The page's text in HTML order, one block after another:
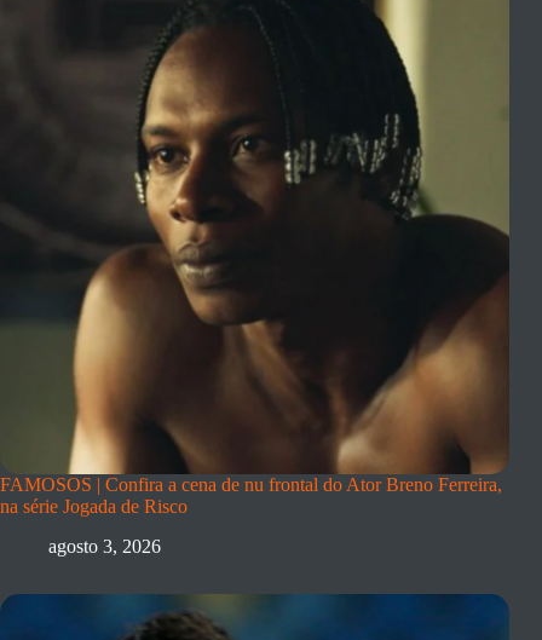
FAMOSOS | Confira a cena de nu frontal do Ator Breno Ferreira,
na série Jogada de Risco
agosto 3, 2026